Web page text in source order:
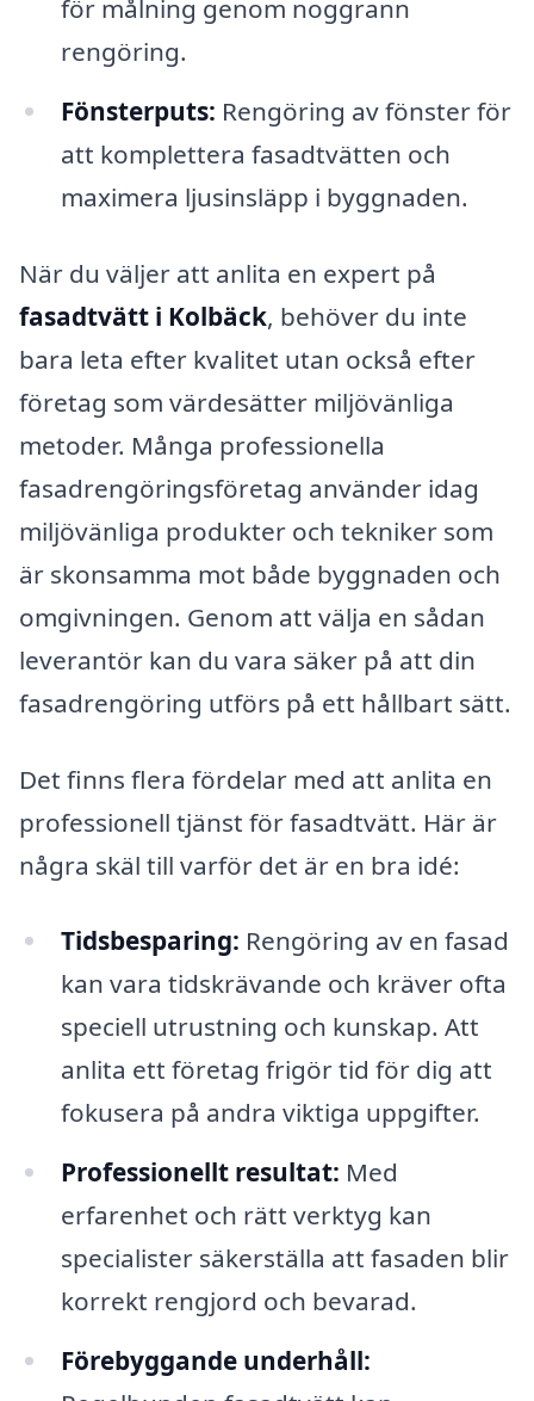
för målning genom noggrann
rengöring.
Fönsterputs: Rengöring av fönster för
att komplettera fasadtvätten och
maximera ljusinsläpp i byggnaden.
När du väljer att anlita en expert på
fasadtvätt i Kolbäck, behöver du inte
bara leta efter kvalitet utan också efter
företag som värdesätter miljövänliga
metoder. Många professionella
fasadrengöringsföretag använder idag
miljövänliga produkter och tekniker som
är skonsamma mot både byggnaden och
omgivningen. Genom att välja en sådan
leverantör kan du vara säker på att din
fasadrengöring utförs på ett hållbart sätt.
Det finns flera fördelar med att anlita en
professionell tjänst för fasadtvätt. Här är
några skäl till varför det är en bra idé:
Tidsbesparing: Rengöring av en fasad
kan vara tidskrävande och kräver ofta
speciell utrustning och kunskap. Att
anlita ett företag frigör tid för dig att
fokusera på andra viktiga uppgifter.
Professionellt resultat: Med
erfarenhet och rätt verktyg kan
specialister säkerställa att fasaden blir
korrekt rengjord och bevarad.
Förebyggande underhåll: